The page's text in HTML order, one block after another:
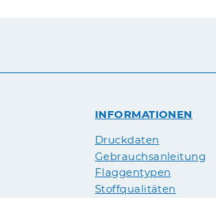
INFORMATIONEN
Druckdaten
Gebrauchsanleitung
Flaggentypen
Stoffqualitäten